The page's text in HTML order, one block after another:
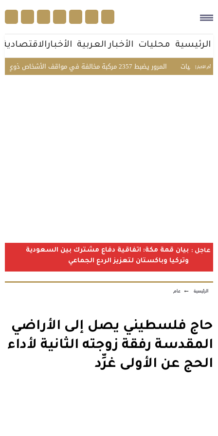
الرئيسية محليات الأخبار العربية الأخبارالاقتصادية
أخر الأخبار | المرور يضبط 2357 مركبة مخالفة في مواقف الأشخاص ذوي الإعاقة بمختلف مناطق المملكة
عاجل : بيان قمة مكة: اتفاقية دفاع مشترك بين السعودية
وتركيا وباكستان لتعزيز الردع الجماعي
الرئيسية ← عام
حاج فلسطيني يصل إلى الأراضي
المقدسة رفقة زوجته الثانية لأداء
الحج عن الأولى غرِّد